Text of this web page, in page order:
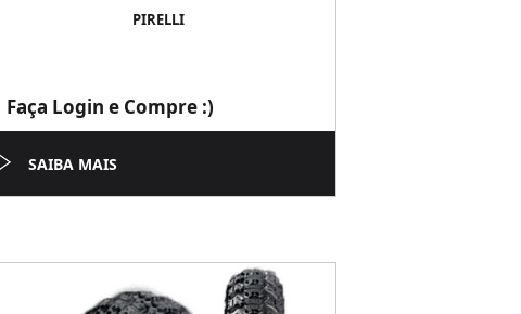
PIRELLI
Faça Login e Compre :)
SAIBA MAIS